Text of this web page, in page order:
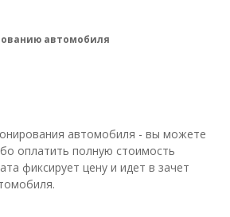
автомобиля
автомобиля - вы можете
оплатить полную стоимость
фиксирует цену и идет в зачет